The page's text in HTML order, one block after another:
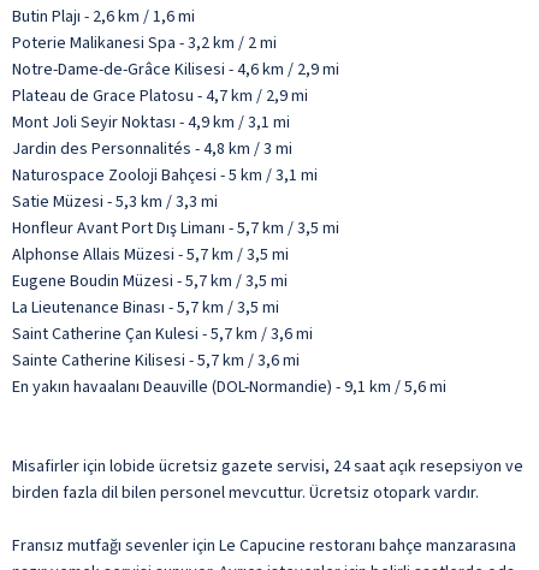
Butin Plajı - 2,6 km / 1,6 mi
Poterie Malikanesi Spa - 3,2 km / 2 mi
Notre-Dame-de-Grâce Kilisesi - 4,6 km / 2,9 mi
Plateau de Grace Platosu - 4,7 km / 2,9 mi
Mont Joli Seyir Noktası - 4,9 km / 3,1 mi
Jardin des Personnalités - 4,8 km / 3 mi
Naturospace Zooloji Bahçesi - 5 km / 3,1 mi
Satie Müzesi - 5,3 km / 3,3 mi
Honfleur Avant Port Dış Limanı - 5,7 km / 3,5 mi
Alphonse Allais Müzesi - 5,7 km / 3,5 mi
Eugene Boudin Müzesi - 5,7 km / 3,5 mi
La Lieutenance Binası - 5,7 km / 3,5 mi
Saint Catherine Çan Kulesi - 5,7 km / 3,6 mi
Sainte Catherine Kilisesi - 5,7 km / 3,6 mi
En yakın havaalanı Deauville (DOL-Normandie) - 9,1 km / 5,6 mi
Misafirler için lobide ücretsiz gazete servisi, 24 saat açık resepsiyon ve
birden fazla dil bilen personel mevcuttur. Ücretsiz otopark vardır.
Fransız mutfağı sevenler için Le Capucine restoranı bahçe manzarasına